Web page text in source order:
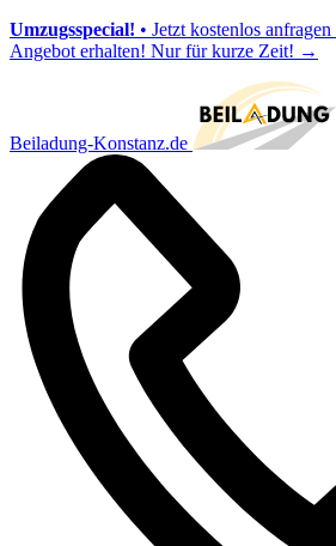
Umzugsspecial! • Jetzt kostenlos
Angebot erhalten! Nur für kurze Zeit! →
Beiladung-Konstanz.de